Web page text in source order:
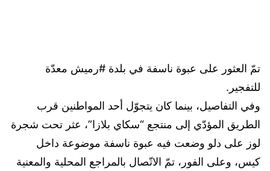
تمّ العثور على عبوة ناسفة في بلدة #رميش معدّة
للتفجير.
وفي التفاصيل، بينما كان يتجوّل أحد المواطنين قرب
الطريق المؤدّي إلى منتجع “سكاي بلازا”، عثر تحت شجرة
لوز على دلو وضعت فيه عبوة ناسفة موضوعة داخل
كيس، وعلى الفور، تمّ الاتّصال بالمراجع المحلية والمعنية